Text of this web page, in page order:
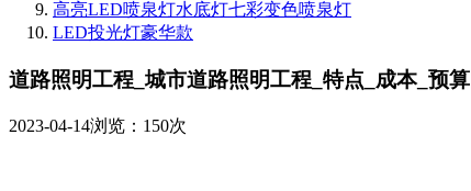
高亮LED喷泉灯水底灯七彩变色喷泉灯
LED投光灯豪华款
道路照明工程_城市道路照明工程_特点_成本_预算
2023-04-14浏览：150次